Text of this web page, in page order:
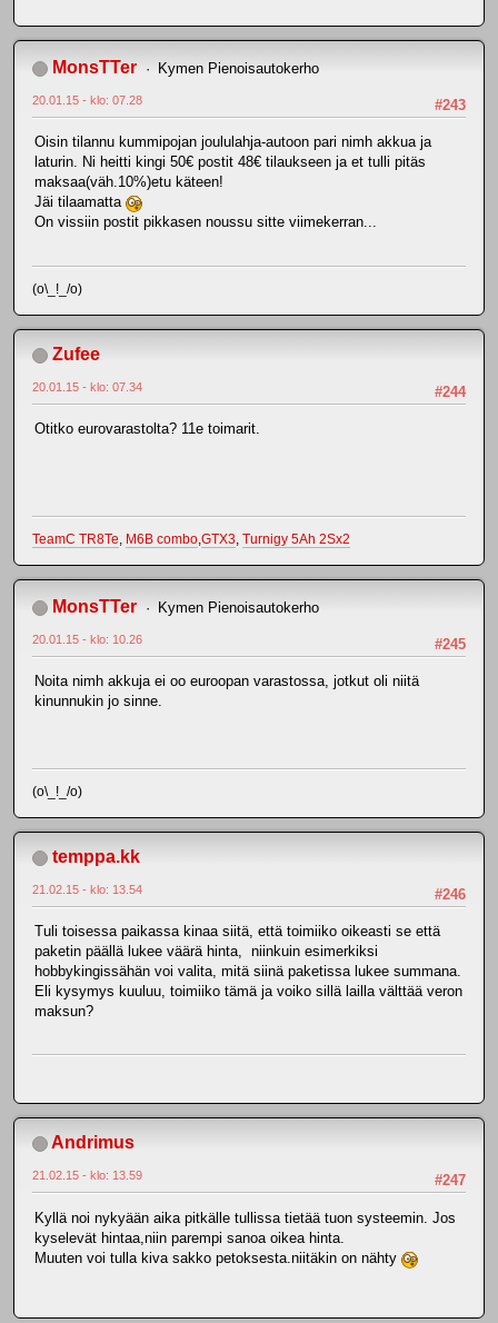
MonsTTer Kymen Pienoisautokerho
#243
20.01.15 - klo: 07.28
Oisin tilannu kummipojan joululahja-autoon pari nimh akkua ja
laturin. Ni heitti kingi 50€ postit 48€ tilaukseen ja et tulli pitäs
maksaa(väh.10%)etu käteen!
Jäi tilaamatta
On vissiin postit pikkasen noussu sitte viimekerran...
(o\_!_/o)
Zufee
#244
20.01.15 - klo: 07.34
Otitko eurovarastolta? 11e toimarit.
TeamC TR8Te, M6B combo,GTX3, Turnigy 5Ah 2Sx2
MonsTTer Kymen Pienoisautokerho
#245
20.01.15 - klo: 10.26
Noita nimh akkuja ei oo euroopan varastossa, jotkut oli niitä
kinunnukin jo sinne.
(o\_!_/o)
temppa.kk
#246
21.02.15 - klo: 13.54
Tuli toisessa paikassa kinaa siitä, että toimiiko oikeasti se että
paketin päällä lukee väärä hinta, niinkuin esimerkiksi
hobbykingissähän voi valita, mitä siinä paketissa lukee summana.
Eli kysymys kuuluu, toimiiko tämä ja voiko sillä lailla välttää veron
maksun?
Andrimus
#247
21.02.15 - klo: 13.59
Kyllä noi nykyään aika pitkälle tullissa tietää tuon systeemin. Jos
kyselevät hintaa,niin parempi sanoa oikea hinta.
Muuten voi tulla kiva sakko petoksesta.niitäkin on nähty